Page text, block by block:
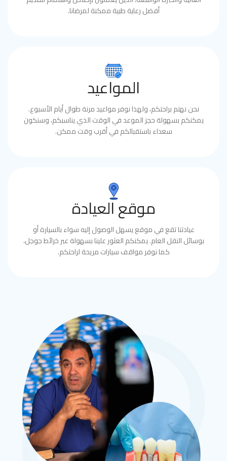
أفضل رعاية طبية ممكنة لمرضانا.
المواعيد
نحن نهتم براحتكم، ولهذا نوفر مواعيد مرنة طوال أيام الأسبوع.
يمكنكم بسهولة حجز الموعد في الوقت الذي يناسبكم، وسنكون
سعداء باستقبالكم في أقرب وقت ممكن.
موقع العيادة
عيادتنا تقع في موقع يسهل الوصول إليه سواء بالسيارة أو
بوسائل النقل العام. يمكنكم العثور علينا بسهولة عبر خرائط جوجل،
كما نوفر مواقف سيارات مريحة لراحتكم.